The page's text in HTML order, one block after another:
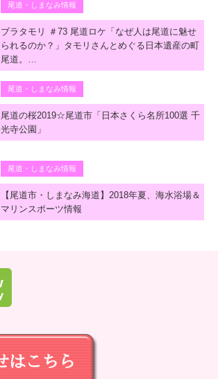
尾道・しまなみ情報
ブラタモリ ＃73 尾道ロケ「なぜ人は尾道に魅せ
られるのか？」タモリさんとめぐる日本遺産の町
尾道。…
尾道・しまなみ情報
尾道の桜2019☆尾道市「日本さくら名所100選 千
光寺公園」
尾道・しまなみ情報
【尾道市・しまなみ海道】2018年夏、海水浴場＆
マリンスポーツ情報